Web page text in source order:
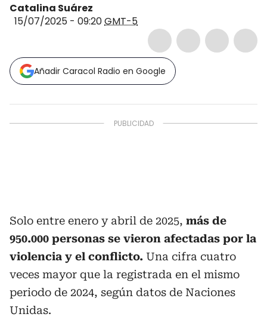
Catalina Suárez
15/07/2025 - 09:20GMT-5
Añadir Caracol Radio en Google
Solo entre enero y abril de 2025, más de
950.000 personas se vieron afectadas por la
violencia y el conflicto. Una cifra cuatro
veces mayor que la registrada en el mismo
periodo de 2024, según datos de Naciones
Unidas.